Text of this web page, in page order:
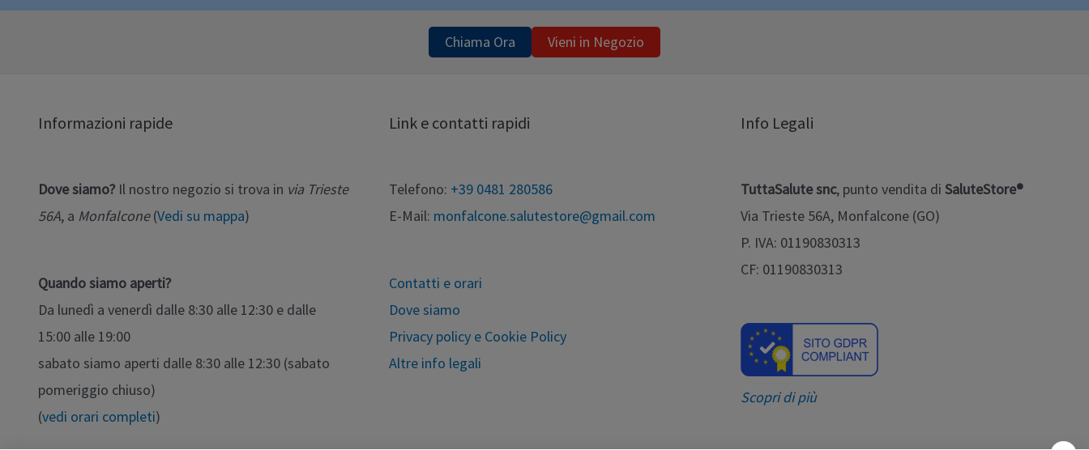
protezione e il benessere del piede. Gli Zoccoli possono essere facilmente lavati …
Leggi altro »
Chiama Ora Vieni in Negozio
Informazioni rapide
Dove siamo? Il nostro negozio si trova in via Trieste
56A, a Monfalcone(Vedi su mappa)
Quando siamo aperti?
Da lunedì a venerdì dalle 8:30 alle 12:30 e dalle
15:00 alle 19:00
sabato siamo aperti dalle 8:30 alle 12:30 (sabato
pomeriggio chiuso)
(vedi orari completi)
Link e contatti rapidi
Telefono: +39 0481 280586
E-Mail: monfalcone.salutestore@gmail.com
Contatti e orari
Dove siamo
Privacy policy e Cookie Policy
Altre info legali
Info Legali
TuttaSalute snc, punto vendita di SaluteStore®
Via Trieste 56A, Monfalcone (GO)
P. IVA: 01190830313
CF: 01190830313
Scopri di più